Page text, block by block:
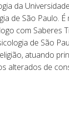
da
de São Paulo. É
com Saberes
de São
atuando
alterados de